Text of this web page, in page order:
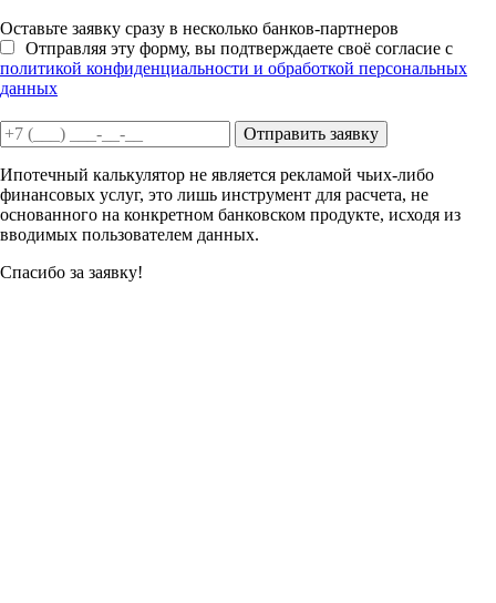
Оставьте заявку сразу в несколько банков-партнеров
Отправляя эту форму, вы подтверждаете своё согласие с
политикой конфиденциальности и обработкой персональных
данных
Отправить заявку
Ипотечный калькулятор не является рекламой чьих-либо
финансовых услуг, это лишь инструмент для расчета, не
основанного на конкретном банковском продукте, исходя из
вводимых пользователем данных.
Спасибо за заявку!